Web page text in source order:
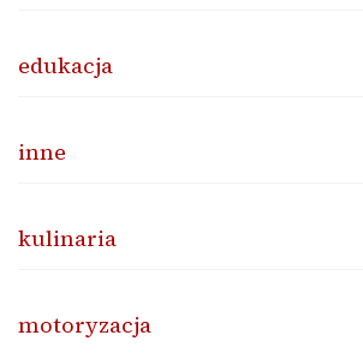
edukacja
inne
kulinaria
motoryzacja